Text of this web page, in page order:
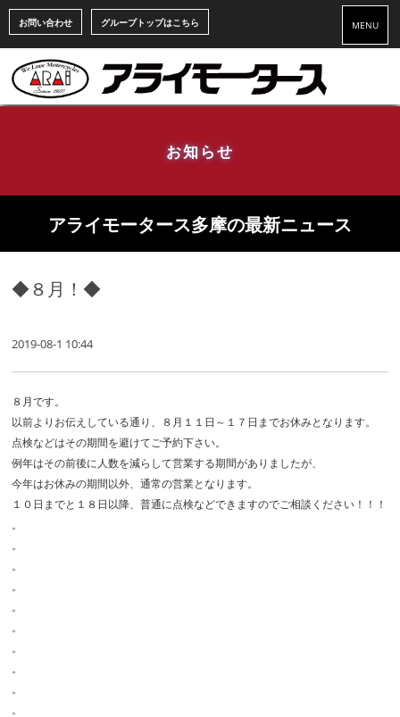
お問い合わせ グループトップはこちら MENU
お知らせ
アライモータース多摩の最新ニュース
◆８月！◆
2019-08-1 10:44
８月です。
以前よりお伝えしている通り、８月１１日～１７日までお休みとなります。
点検などはその期間を避けてご予約下さい。
例年はその前後に人数を減らして営業する期間がありましたが、
今年はお休みの期間以外、通常の営業となります。
１０日までと１８日以降、普通に点検などできますのでご相談ください！！！
。
。
。
。
。
。
。
。
。
。